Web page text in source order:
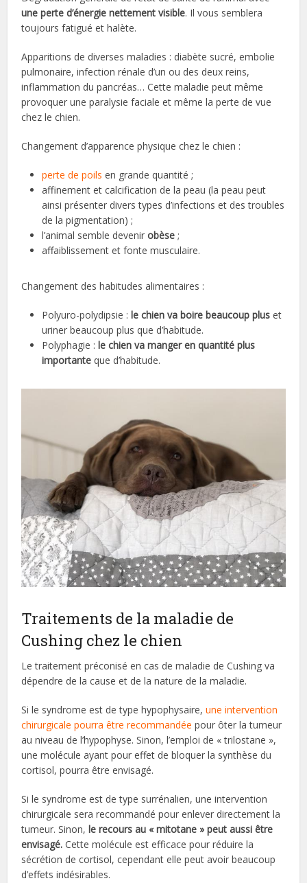
une perte d’énergie nettement visible. Il vous semblera
toujours fatigué et halète.
Apparitions de diverses maladies : diabète sucré, embolie
pulmonaire, infection rénale d’un ou des deux reins,
inflammation du pancréas… Cette maladie peut même
provoquer une paralysie faciale et même la perte de vue
chez le chien.
Changement d’apparence physique chez le chien :
perte de poils en grande quantité ;
affinement et calcification de la peau (la peau peut
ainsi présenter divers types d’infections et des troubles
de la pigmentation) ;
l’animal semble devenirobèse ;
affaiblissement et fonte musculaire.
Changement des habitudes alimentaires :
Polyuro-polydipsie : le chien va boire beaucoup plus et
uriner beaucoup plus que d’habitude.
Polyphagie : le chien va manger en quantité plus
importante que d’habitude.
Traitements de la maladie de
Cushing chez le chien
Le traitement préconisé en cas de maladie de Cushing va
dépendre de la cause et de la nature de la maladie.
Si le syndrome est de type hypophysaire,une intervention
chirurgicale pourra être recommandée pour ôter la tumeur
au niveau de l’hypophyse. Sinon, l’emploi de « trilostane »,
une molécule ayant pour effet de bloquer la synthèse du
cortisol, pourra être envisagé.
Si le syndrome est de type surrénalien, une intervention
chirurgicale sera recommandé pour enlever directement la
tumeur. Sinon, le recours au « mitotane » peut aussi être
envisagé. Cette molécule est efficace pour réduire la
sécrétion de cortisol, cependant elle peut avoir beaucoup
d’effets indésirables.